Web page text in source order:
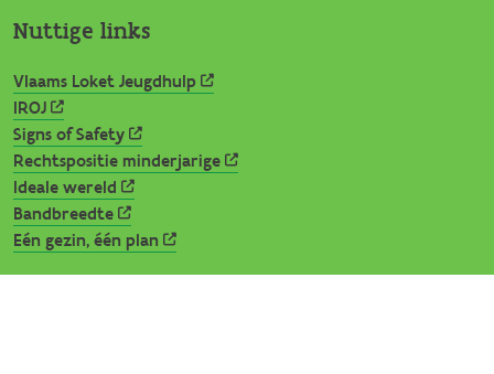
Nuttige links
Vlaams Loket Jeugdhulp
IROJ
Signs of Safety
Rechtspositie minderjarige
Ideale wereld
Bandbreedte
Eén gezin, één plan